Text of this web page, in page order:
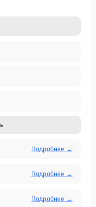
Подробнее →
Подробнее →
Подробнее →